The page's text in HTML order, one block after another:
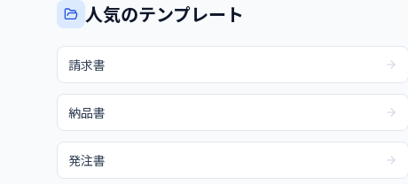
人気のテンプレート
請求書
納品書
発注書